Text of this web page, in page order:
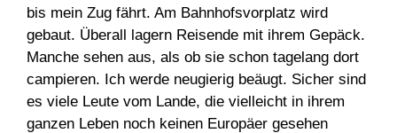
bis mein Zug fährt. Am Bahnhofsvorplatz wird
gebaut. Überall lagern Reisende mit ihrem Gepäck.
Manche sehen aus, als ob sie schon tagelang dort
campieren. Ich werde neugierig beäugt. Sicher sind
es viele Leute vom Lande, die vielleicht in ihrem
ganzen Leben noch keinen Europäer gesehen